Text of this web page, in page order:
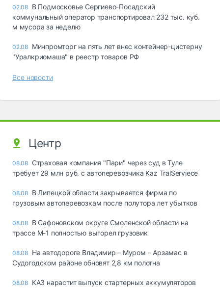
02.08 В Подмосковье Сергиево-Посадский
коммунальный оператор транспортировал 232 тыс. куб.
м мусора за неделю
02.08 Минпромторг на пять лет внес контейнер-цистерну
"Уралкриомаша" в реестр товаров РФ
Все новости
Центр
08.08 Страховая компания "Пари" через суд в Туле
требует 29 млн руб. с автоперевозчика Kaz TralServiece
08.08 В Липецкой области закрывается фирма по
грузовым автоперевозкам после полутора лет убытков
08.08 В Сафоновском округе Смоленской области на
трассе М-1 полностью выгорел грузовик
08.08 На автодороге Владимир – Муром – Арзамас в
Судогодском районе обновят 2,8 км полотна
08.08 КАЗ нарастит выпуск стартерных аккумуляторов